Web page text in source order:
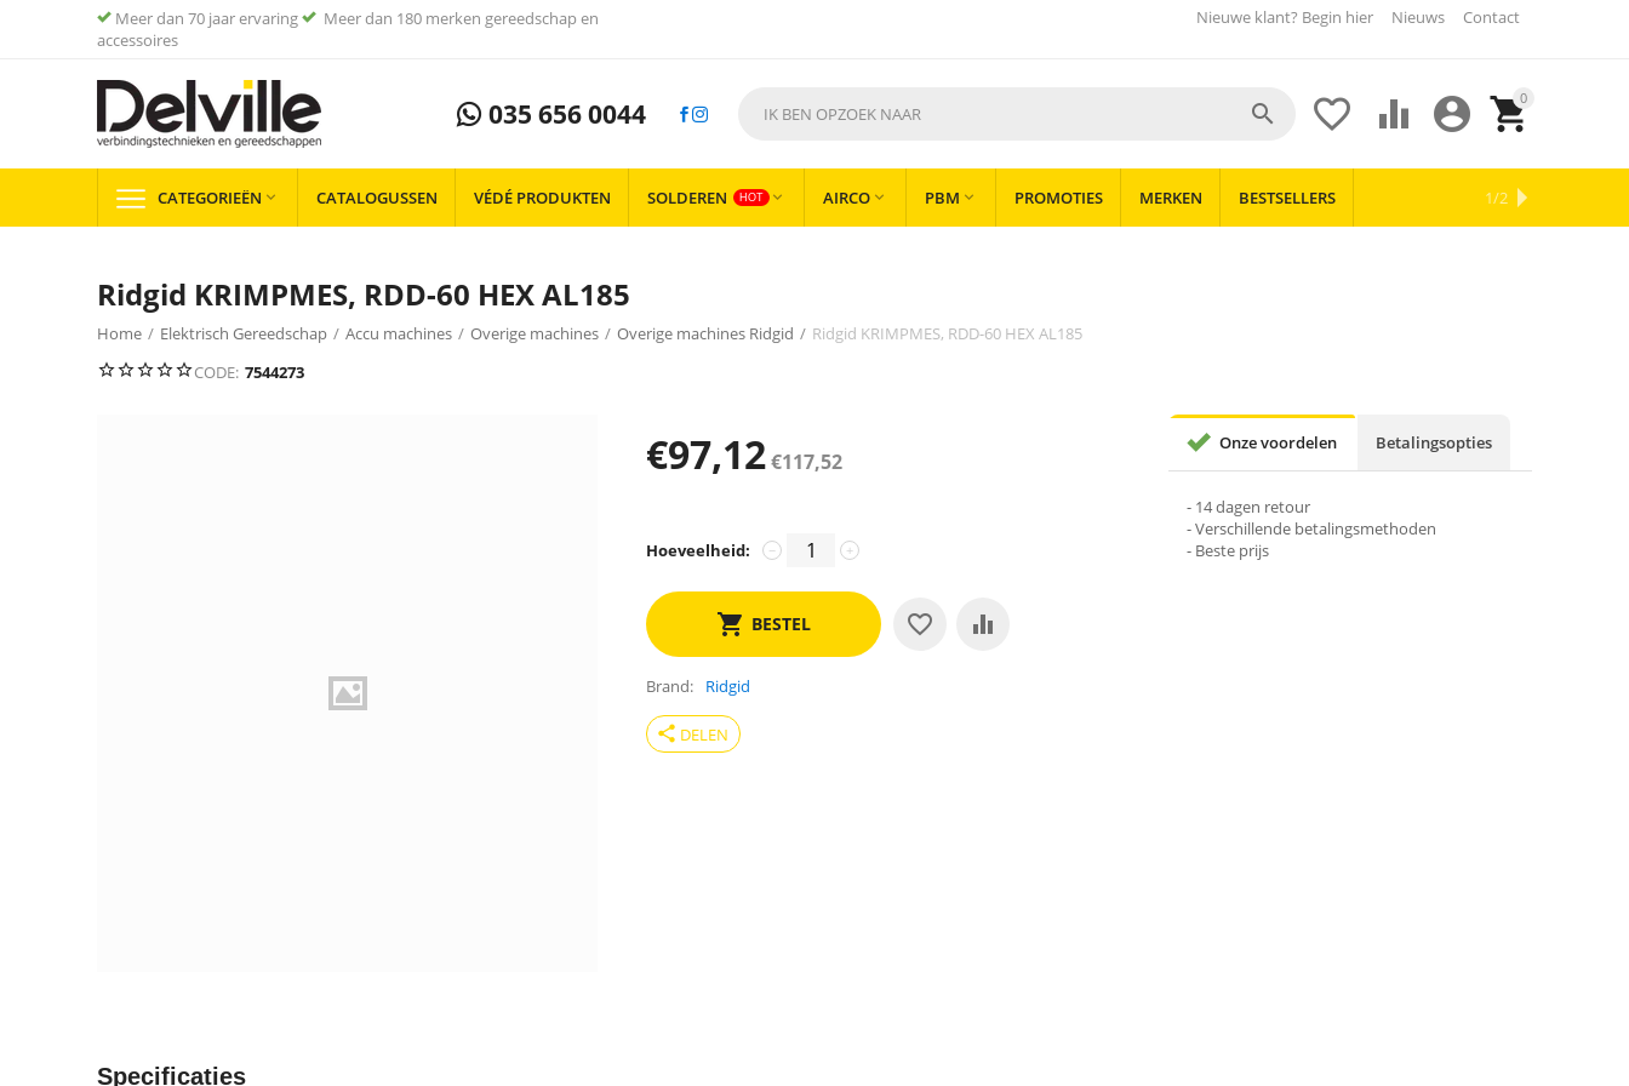
Meer dan 70 jaar ervaring
Meer dan 180 merken gereedschap en
accessoires
Nieuwe klant? Begin hier Nieuws Contact
035 656 0044 0


 

CATEGORIEËN  CATALOGUSSEN VÉDÉ PRODUKTEN SOLDEREN HOT  AIRCO  PBM  PROMOTIES MERKEN BESTSELLERS 1/2
Ridgid KRIMPMES, RDD-60 HEX AL185
Home / Elektrisch Gereedschap / Accu machines / Overige machines / Overige machines Ridgid / Ridgid KRIMPMES, RDD-60 HEX AL185
CODE: 7544273
€97,12€117,52
Hoeveelheid: +
−
BESTEL
Brand Ridgid
share DELEN
Onze voordelen Betalingsopties
- 14 dagen retour
- Verschillende betalingsmethoden
- Beste prijs
Specificaties